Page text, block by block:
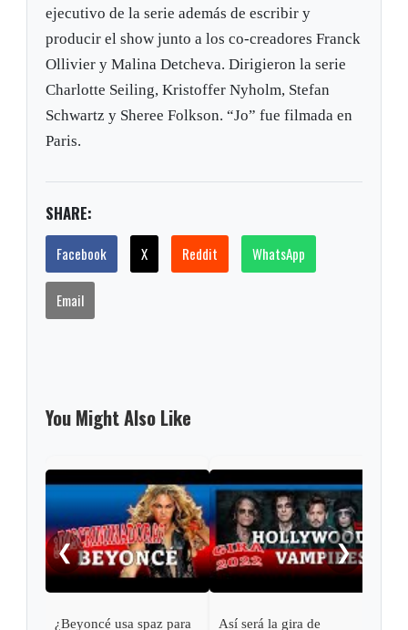
ejecutivo de la serie además de escribir y
producir el show junto a los co-creadores Franck
Ollivier y Malina Detcheva. Dirigieron la serie
Charlotte Seiling, Kristoffer Nyholm, Stefan
Schwartz y Sheree Folkson. “Jo” fue filmada en
Paris.
SHARE:
Facebook X Reddit WhatsApp
Email
You Might Also Like
❮
¿Beyoncé usa spaz para
Así será la gira de
❯